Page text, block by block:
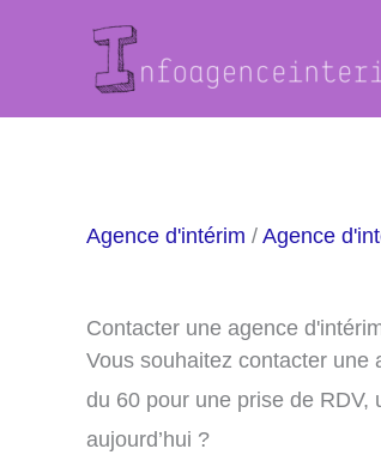
Agence d'intérim / Agence
Contacter une agence
Vous souhaitez contacter une
du 60 pour une prise de
aujourd’hui ?